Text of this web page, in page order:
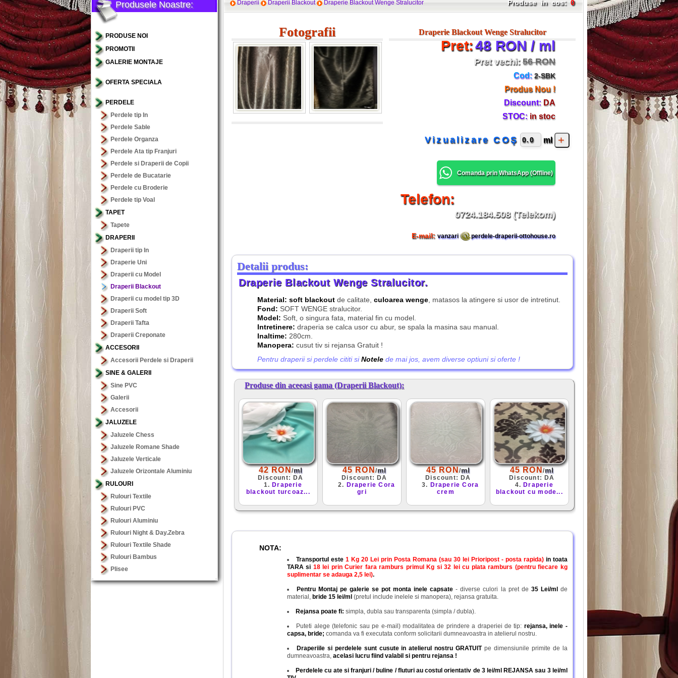
Produsele Noastre:
PRODUSE NOI
PROMOTII
GALERIE MONTAJE
OFERTA SPECIALA
PERDELE
Perdele tip In
Perdele Sable
Perdele Organza
Perdele Ata tip Franjuri
Perdele si Draperii de Copii
Perdele de Bucatarie
Perdele cu Broderie
Perdele tip Voal
TAPET
Tapete
DRAPERII
Draperii tip In
Draperie Uni
Draperii cu Model
Draperii Blackout
Draperii cu model tip 3D
Draperii Soft
Draperii Tafta
Draperii Creponate
ACCESORII
Accesorii Perdele si Draperii
SINE & GALERII
Sine PVC
Galerii
Accesorii
JALUZELE
Jaluzele Chess
Jaluzele Romane Shade
Jaluzele Verticale
Jaluzele Orizontale Aluminiu
RULOURI
Rulouri Textile
Rulouri PVC
Rulouri Aluminiu
Rulouri Night & Day.Zebra
Rulouri Textile Shade
Rulouri Bambus
Plisee
Draperii Draperii Blackout Draperie Blackout Wenge Stralucitor Produse in cos: 0
Fotografii Draperie Blackout Wenge Stralucitor
Pret:48 RON / ml
Pret vechi: 56 RON
Cod: 2-SBK
Produs Nou !
Discount: DA
STOC: in stoc
Vizualizare COŞ ml
Comanda prin WhatsApp (Offline)
Telefon:
0724.184.508 (Telekom)
E-mail: vanzari perdele-draperii-ottohouse.ro
Detalii produs:
Draperie Blackout Wenge Stralucitor.
Material: soft blackout de calitate, culoarea wenge , matasos la atingere si usor de intretinut.
Fond: SOFT WENGE stralucitor.
Model: Soft, o singura fata, material fin cu model.
Intretinere: draperia se calca usor cu abur, se spala la masina sau manual.
Inaltime: 280cm.
Manopera: cusut tiv si rejansa Gratuit !
Pentru draperii si perdele cititi siNotele de mai jos, avem diverse optiuni si oferte !
Produse din aceeasi gama (Draperii Blackout):
42 RON /ml
Discount: DA
1. Draperie
blackout turcoaz...
45 RON /ml
Discount: DA
2. Draperie Cora
gri
45 RON /ml
Discount: DA
3. Draperie Cora
crem
45 RON /ml
Discount: DA
4. Draperie
blackout cu mode...
NOTA:
Transportul este 1 Kg 20 Lei prin Posta Romana (sau 30 lei Prioripost - posta rapida) in toata
TARA si 18 lei prin Curier fara ramburs primul Kg si 32 lei cu plata ramburs (pentru fiecare kg
suplimentar se adauga 2,5 lei).
Pentru Montaj pe galerie se pot monta inele capsate - diverse culori la pret de 35 Lei/ml
de
material, bride 15 lei/ml (pretul include inelele si manopera), rejansa gratuita.
Rejansa poate fi: simpla, dubla sau transparenta (simpla / dubla).
Puteti alege (telefonic sau pe e-mail) modalitatea de prindere a draperiei de tip: rejansa, inele -
capsa, bride; comanda va fi executata conform solicitarii dumneavoastra in atelierul nostru.
Draperiile si perdelele sunt cusute in atelierul nostru GRATUITpe dimensiunile primite de la
dumneavoastra, acelasi lucru fiind valabil si pentru rejansa !
Perdelele cu ate si franjuri / buline / fluturi au costul orientativ de 3 lei/ml REJANSA sau 3 lei/ml